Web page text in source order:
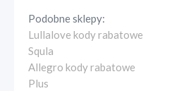
Podobne sklepy:
Lullalove kody rabatowe
Squla
Allegro kody rabatowe
Plus